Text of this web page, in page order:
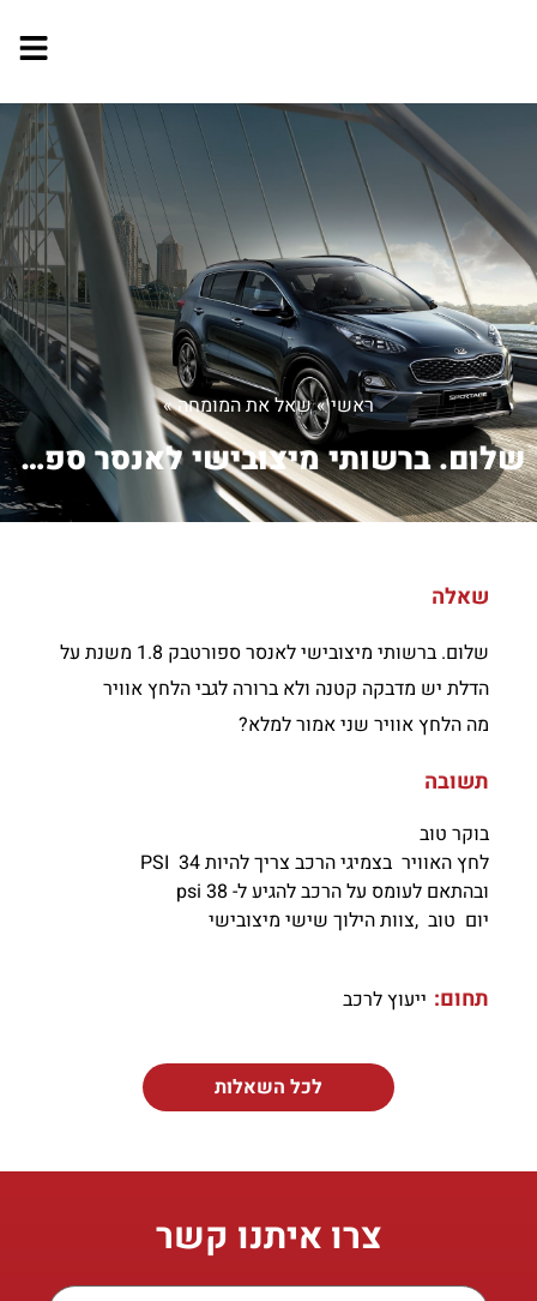
ראשי»שאל את המומחה»
שלום. ברשותי מיצובישי לאנסר ספורטבק 1...
שאלה
שלום. ברשותי מיצובישי לאנסר ספורטבק 1.8 משנת על
הדלת יש מדבקה קטנה ולא ברורה לגבי הלחץ אוויר
מה הלחץ אוויר שני אמור למלא?
תשובה
בוקר טוב
לחץ האוויר בצמיגי הרכב צריך להיות 34 PSI
ובהתאם לעומס על הרכב להגיע ל- 38 psi
יום טוב ,צוות הילוך שישי מיצובישי
תחום: ייעוץ לרכב
לכל השאלות
צרו איתנו קשר